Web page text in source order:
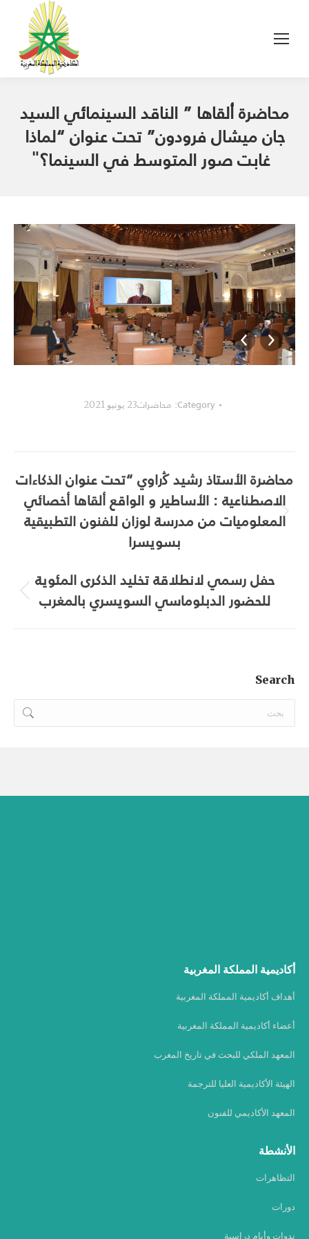
محاضرة ألقاها ” الناقد السينمائي السيد
جان ميشال فرودون” تحت عنوان “لماذا
غابت صور المتوسط في السينما؟̎
_AKM4878
Category: محاضرات23 يونيو 2021
Album
navigation
Previous
حفل رسمي لانطلاقة تخليد الذكرى المئوية
للحضور الدبلوماسي السويسري بالمغرب
Next
album:
محاضرة الأستاذ رشيد ﯕراوي “تحت عنوان الذكاءات
الاصطناعية : الأساطير و الواقع ألقاها أخصائي
المعلوميات من مدرسة لوزان للفنون التطبيقية
بسويسرا
Search
أكاديمية المملكة المغربية
أهداف أكاديمية المملكة المغربية
أعضاء أكاديمية المملكة المغربية
المعهد الملكي للبحث في تاريخ المغرب
الهيئة الأكاديمية العليا للترجمة
المعهد الأكاديمي للفنون
الأنشطة
التظاهرات
دورات
ندوات وأيام دراسية